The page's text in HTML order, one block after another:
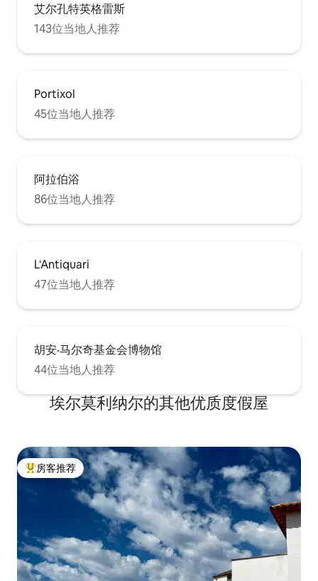
艾尔孔特英格雷斯
143位当地人推荐
Portixol
45位当地人推荐
阿拉伯浴
86位当地人推荐
L'Antiquari
47位当地人推荐
胡安·马尔奇基金会博物馆
44位当地人推荐
埃尔莫利纳尔的其他优质度假屋
热门「房客推荐」
房客推荐